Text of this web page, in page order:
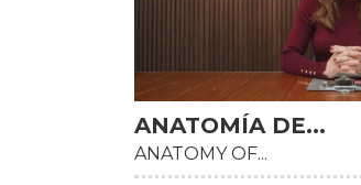
ANATOMÍA DE...
ANATOMY OF...